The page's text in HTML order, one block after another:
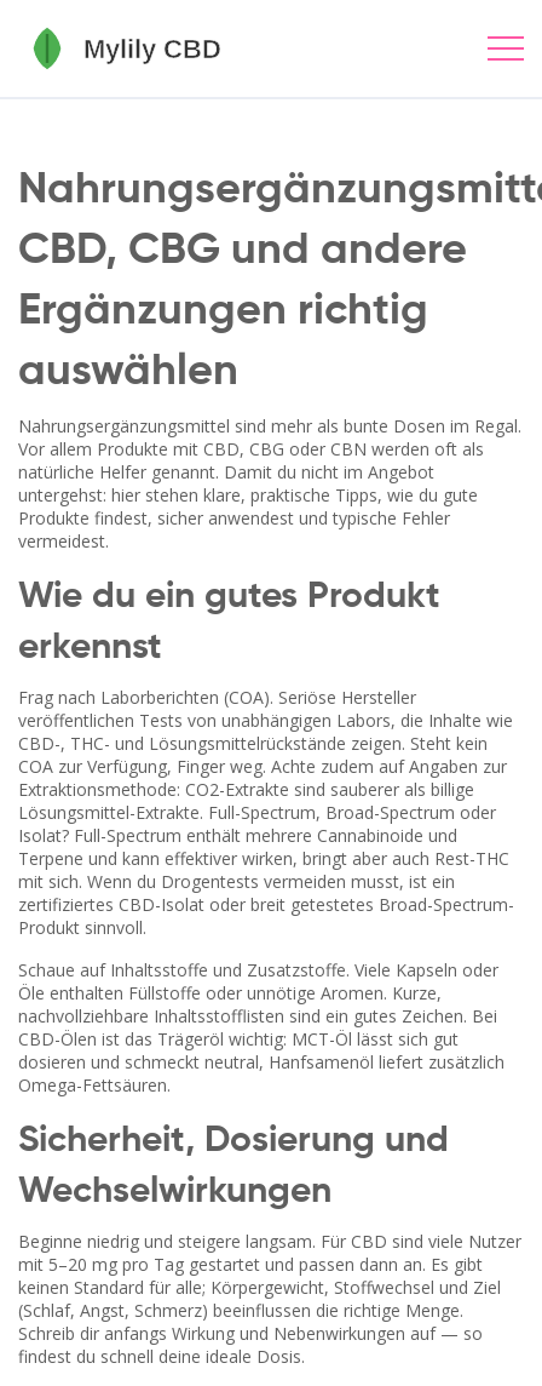
CBD, CBG und andere
Ergänzungen richtig
auswählen
Nahrungsergänzungsmittel sind mehr als bunte Dosen im Regal.
Vor allem Produkte mit CBD, CBG oder CBN werden oft als
natürliche Helfer genannt. Damit du nicht im Angebot
untergehst: hier stehen klare, praktische Tipps, wie du gute
Produkte findest, sicher anwendest und typische Fehler
vermeidest.
Wie du ein gutes Produkt
erkennst
Frag nach Laborberichten (COA). Seriöse Hersteller
veröffentlichen Tests von unabhängigen Labors, die Inhalte wie
CBD-, THC- und Lösungsmittelrückstände zeigen. Steht kein
COA zur Verfügung, Finger weg. Achte zudem auf Angaben zur
Extraktionsmethode: CO2-Extrakte sind sauberer als billige
Lösungsmittel-Extrakte. Full-Spectrum, Broad-Spectrum oder
Isolat? Full-Spectrum enthält mehrere Cannabinoide und
Terpene und kann effektiver wirken, bringt aber auch Rest-THC
mit sich. Wenn du Drogentests vermeiden musst, ist ein
zertifiziertes CBD-Isolat oder breit getestetes Broad-Spectrum-
Produkt sinnvoll.
Schaue auf Inhaltsstoffe und Zusatzstoffe. Viele Kapseln oder
Öle enthalten Füllstoffe oder unnötige Aromen. Kurze,
nachvollziehbare Inhaltsstofflisten sind ein gutes Zeichen. Bei
CBD-Ölen ist das Trägeröl wichtig: MCT-Öl lässt sich gut
dosieren und schmeckt neutral, Hanfsamenöl liefert zusätzlich
Omega-Fettsäuren.
Sicherheit, Dosierung und
Wechselwirkungen
Beginne niedrig und steigere langsam. Für CBD sind viele Nutzer
mit 5–20 mg pro Tag gestartet und passen dann an. Es gibt
keinen Standard für alle; Körpergewicht, Stoffwechsel und Ziel
(Schlaf, Angst, Schmerz) beeinflussen die richtige Menge.
Schreib dir anfangs Wirkung und Nebenwirkungen auf — so
findest du schnell deine ideale Dosis.